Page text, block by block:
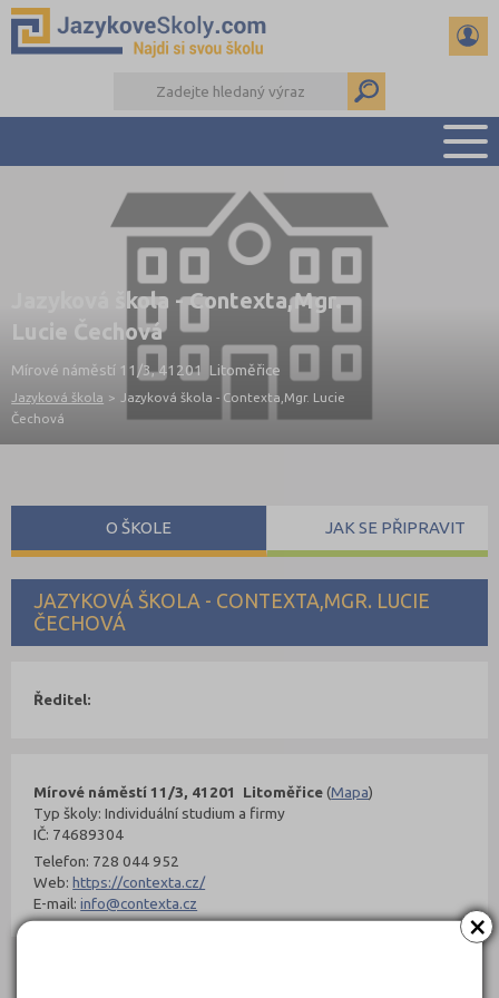
×
PŘEHLED ŠKOL
PŘÍPRAVA NA ZKOUŠKY A K MATURITĚ
RADY A ČLÁNKY
KONTAKTY
DALŠÍ DRUHY ŠKOL
Jazyková škola - Contexta,Mgr.
Lucie Čechová
Mírové náměstí 11/3, 41201 Litoměřice
Jazyková škola >
Jazyková škola - Contexta,Mgr. Lucie
Čechová
JAZYKOVÁ ŠKOLA - CONTEXTA,MGR. LUCIE
ČECHOVÁ
Mírové náměstí 11/3, 41201 Litoměřice(Mapa)
Typ školy: Individuální studium a firmy
IČ: 74689304
Telefon: 728 044 952
Web:https://contexta.cz/
E-mail:info@contexta.cz
Ředitel:
O ŠKOLE JAK SE PŘIPRAVIT